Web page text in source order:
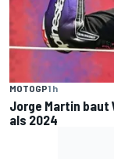
MOTOGP1 h
Jorge Martin
als 2024